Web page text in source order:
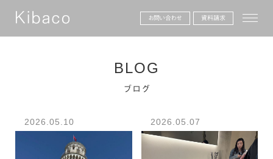
toggle
お問い合わせ 資料請求
BLOG
ブログ
2026.05.10 2026.05.07